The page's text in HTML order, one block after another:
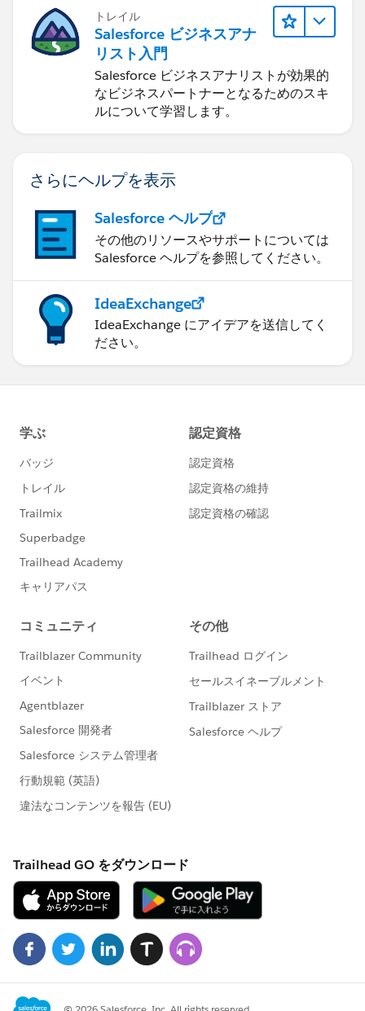
トレイル
Salesforce ビジネスアナ
リスト入門
Salesforce ビジネスアナリストが効果的
なビジネスパートナーとなるためのスキ
ルについて学習します。
さらにヘルプを表示
Salesforce ヘルプ
その他のリソースやサポートについては
Salesforce ヘルプを参照してください。
IdeaExchange
IdeaExchange にアイデアを送信してく
ださい。